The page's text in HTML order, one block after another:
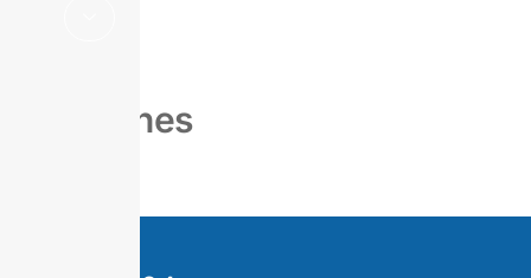
Boletines